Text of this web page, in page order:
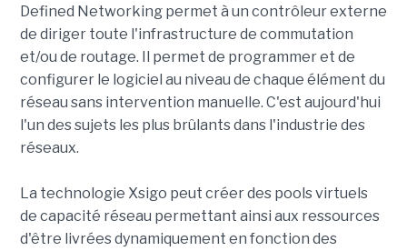
Defined Networking permet à un contrôleur externe
de diriger toute l'infrastructure de commutation
et/ou de routage. Il permet de programmer et de
configurer le logiciel au niveau de chaque élément du
réseau sans intervention manuelle. C'est aujourd'hui
l'un des sujets les plus brûlants dans l'industrie des
réseaux.
La technologie Xsigo peut créer des pools virtuels
de capacité réseau permettant ainsi aux ressources
d'être livrées dynamiquement en fonction des